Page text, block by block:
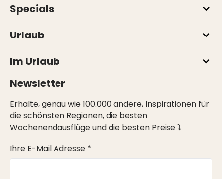
Specials
Urlaub
Im Urlaub
Newsletter
Erhalte, genau wie 100.000 andere, Inspirationen für
die schönsten Regionen, die besten
Wochenendausflüge und die besten Preise ⤵
Ihre E-Mail Adresse *